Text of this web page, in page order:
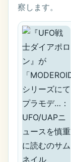
察します。